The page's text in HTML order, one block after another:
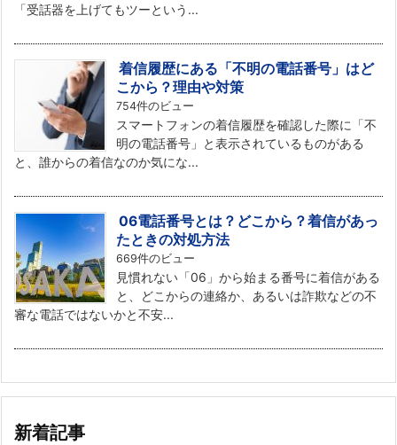
「受話器を上げてもツーという...
着信履歴にある「不明の電話番号」はど
こから？理由や対策
754件のビュー
スマートフォンの着信履歴を確認した際に「不
明の電話番号」と表示されているものがある
と、誰からの着信なのか気にな...
06電話番号とは？どこから？着信があっ
たときの対処方法
669件のビュー
見慣れない「06」から始まる番号に着信がある
と、どこからの連絡か、あるいは詐欺などの不
審な電話ではないかと不安...
新着記事